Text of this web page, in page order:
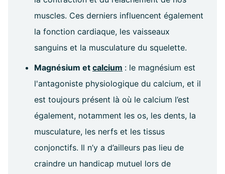
muscles. Ces derniers influencent également
la fonction cardiaque, les vaisseaux
sanguins et la musculature du squelette.
Magnésium et calcium : le magnésium est
l'antagoniste physiologique du calcium, et il
est toujours présent là où le calcium l’est
également, notamment les os, les dents, la
musculature, les nerfs et les tissus
conjonctifs. Il n’y a d’ailleurs pas lieu de
craindre un handicap mutuel lors de